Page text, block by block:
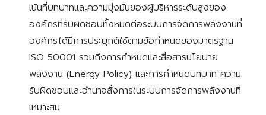
เน้นที่บทบาทและความมุ่งมั่นของผู้บริหารระดับสูงของ
องค์กรที่รับผิดชอบทั้งหมดต่อระบบการจัดการพลังงานที่
องค์กรได้มีการประยุกต์ใช้ตามข้อกำหนดของมาตรฐาน
ISO 50001 รวมถึงการกำหนดและสื่อสารนโยบาย
พลังงาน (Energy Policy) และการกำหนดบทบาท ความ
รับผิดชอบและอำนาจสั่งการในระบบการจัดการพลังงานที่
เหมาะสม